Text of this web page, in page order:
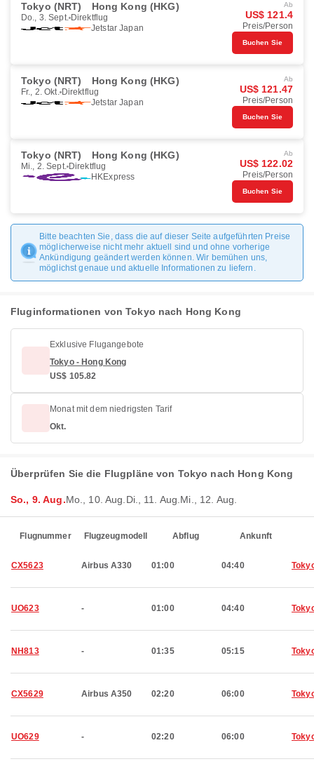
Tokyo (NRT) Hong Kong (HKG)
Do., 3. Sept. Direktflug
Jetstar Japan
Ab
US$ 121.4
Preis/Person
Buchen Sie
Tokyo (NRT) Hong Kong (HKG)
Fr., 2. Okt. Direktflug
Jetstar Japan
Ab
US$ 121.47
Preis/Person
Buchen Sie
Tokyo (NRT) Hong Kong (HKG)
Mi., 2. Sept. Direktflug
HKExpress
Ab
US$ 122.02
Preis/Person
Buchen Sie
Bitte beachten Sie, dass die auf dieser Seite aufgeführten Preise
möglicherweise nicht mehr aktuell sind und ohne vorherige
Ankündigung geändert werden können. Wir bemühen uns,
möglichst genaue und aktuelle Informationen zu liefern.
Fluginformationen von Tokyo nach Hong Kong
Exklusive Flugangebote
Tokyo - Hong Kong
US$ 105.82
Monat mit dem niedrigsten Tarif
Okt.
Überprüfen Sie die Flugpläne von Tokyo nach Hong Kong
So., 9. Aug.Mo., 10. Aug. Di., 11. Aug. Mi., 12. Aug.
Flugnummer Flugzeugmodell Abflug Ankunft
CX5623 Airbus A330 01:00 04:40
UO623 - 01:00 04:40
NH813 - 01:35 05:15
CX5629 Airbus A350 02:20 06:00
UO629 - 02:20 06:00